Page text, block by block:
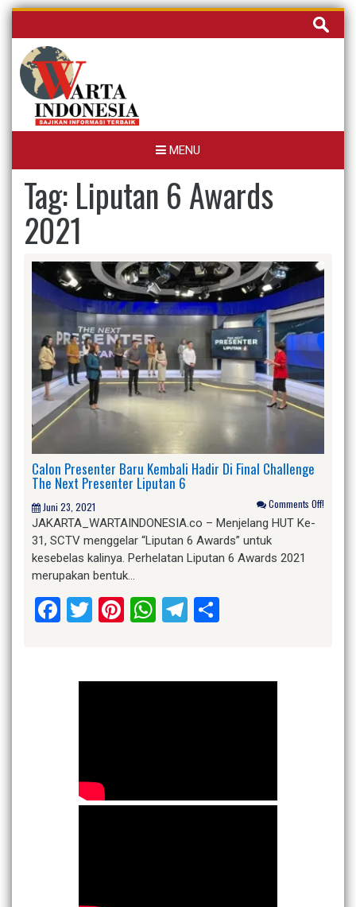
Skip
content
Cari
untuk:
MENU
Tag: Liputan 6 Awards
2021
Calon Presenter Baru Kembali Hadir Di Final Challenge
The Next Presenter Liputan 6
Juni 23, 2021 Comments Off!
JAKARTA_WARTAINDONESIA.co – Menjelang HUT Ke-
31, SCTV menggelar “Liputan 6 Awards” untuk
kesebelas kalinya. Perhelatan Liputan 6 Awards 2021
merupakan bentuk…
Facebook
Twitter
Pinterest
WhatsApp
Telegram